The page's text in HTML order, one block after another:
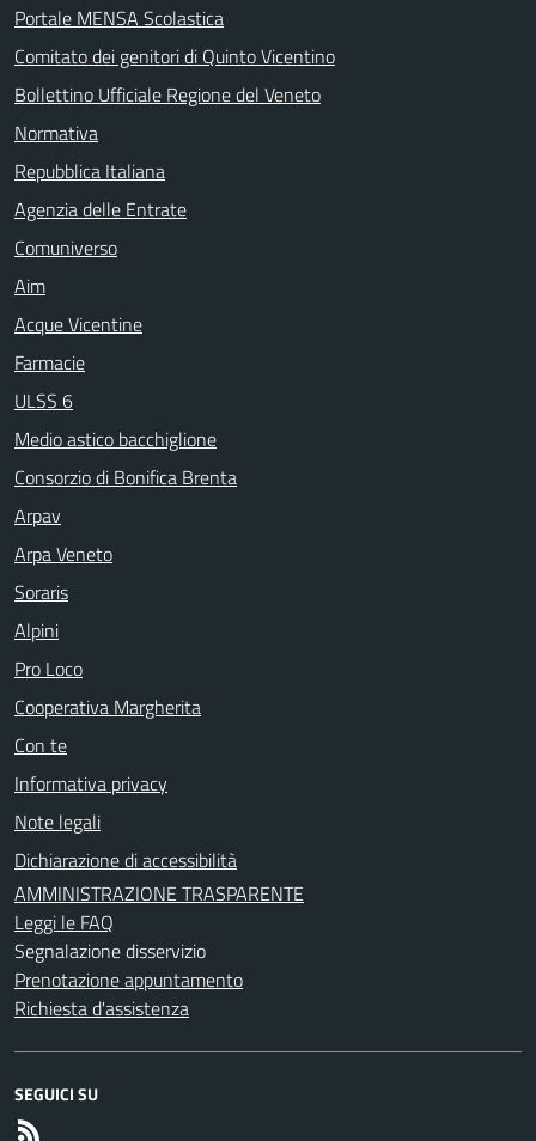
Portale MENSA Scolastica
Comitato dei genitori di Quinto Vicentino
Bollettino Ufficiale Regione del Veneto
Normativa
Repubblica Italiana
Agenzia delle Entrate
Comuniverso
Aim
Acque Vicentine
Farmacie
ULSS 6
Medio astico bacchiglione
Consorzio di Bonifica Brenta
Arpav
Arpa Veneto
Soraris
Alpini
Pro Loco
Cooperativa Margherita
Con te
Informativa privacy
Note legali
Dichiarazione di accessibilità
AMMINISTRAZIONE TRASPARENTE
Leggi le FAQ
Segnalazione disservizio
Prenotazione appuntamento
Richiesta d'assistenza
SEGUICI SU